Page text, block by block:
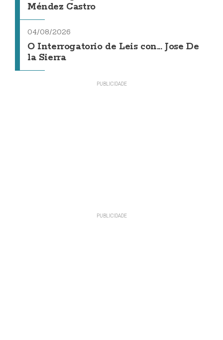
Méndez Castro
04/08/2026
O Interrogatorio de Leis con... Jose De
la Sierra